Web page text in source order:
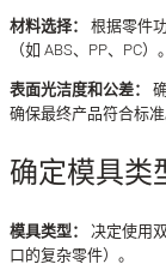
材料选择： 根据零件
（如 ABS、PP、PC）。
表面光洁度和公差：
确保最终产品符合标准
确定模具类
模具类型： 决定使用
口的复杂零件）。